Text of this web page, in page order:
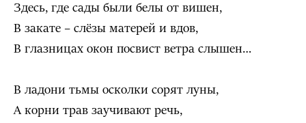
Здесь, где сады были белы от вишен,
В закате – слёзы матерей и вдов,
В глазницах окон посвист ветра слышен…
В ладони тьмы осколки сорят луны,
А корни трав заучивают речь,